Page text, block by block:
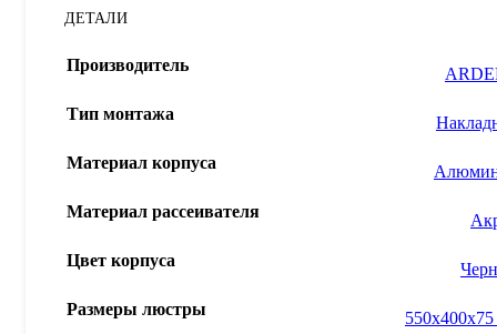
ДЕТАЛИ
Производитель
Тип монтажа
Материал корпуса
Материал рассеивателя
Цвет корпуса
Размеры люстры